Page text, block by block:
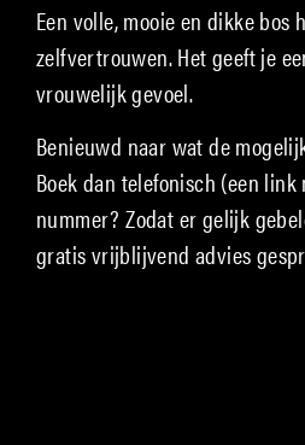
Een volle, mooie en dikke bos
zelfvertrouwen. Het geeft je
vrouwelijk gevoel.
Benieuwd naar wat de
Boek dan telefonisch (een
nummer? Zodat er gelijk
gratis vrijblijvend advies